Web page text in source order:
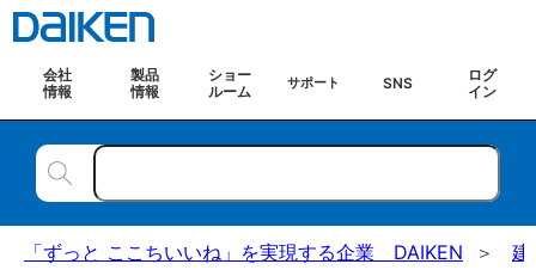
会社
情報
製品
情報
ショー
ルーム
サポート SNS
ログ
イン
「ずっと ここちいいね」を実現する企業 DAIKEN 建